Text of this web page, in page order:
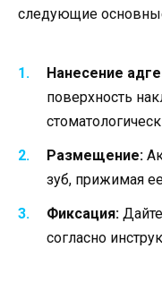
следующие
Нанесение
поверхность
Размещение:
зуб, прижимая
Фиксация:
согласно